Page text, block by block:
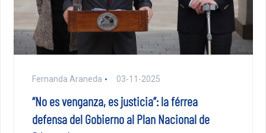
Fernanda Araneda 03-11-2025
“No es venganza, es justicia”: la férrea
defensa del Gobierno al Plan Nacional de